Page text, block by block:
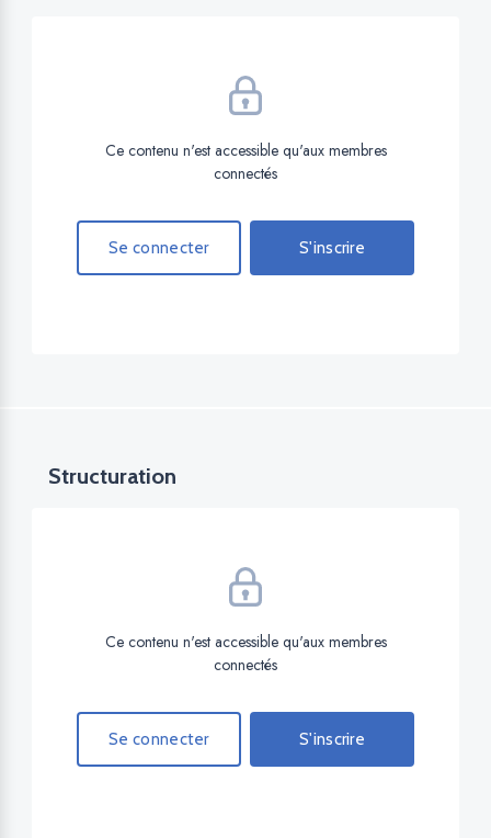
Ce contenu n'est accessible qu'aux membres
connectés
Se connecter S'inscrire
Structuration
Ce contenu n'est accessible qu'aux membres
connectés
Se connecter S'inscrire